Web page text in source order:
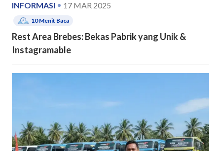
INFORMASI 17 MAR 2025
10Menit Baca
Rest Area Brebes: Bekas Pabrik yang Unik &
Instagramable